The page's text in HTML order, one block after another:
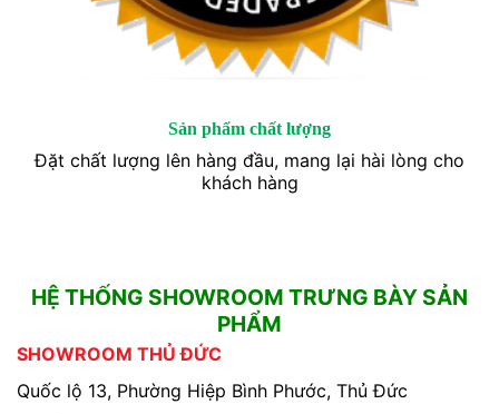
Sản phẩm chất lượng
Đặt chất lượng lên hàng đầu, mang lại hài lòng cho
khách hàng
HỆ THỐNG SHOWROOM TRƯNG BÀY SẢN
PHẨM
SHOWROOM THỦ ĐỨC
Quốc lộ 13, Phường Hiệp Bình Phước, Thủ Đức